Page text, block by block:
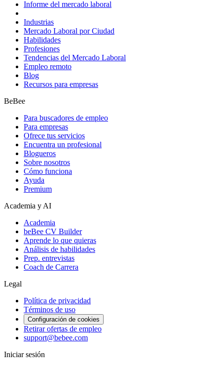
Informe del mercado laboral
Industrias
Mercado Laboral por Ciudad
Habilidades
Profesiones
Tendencias del Mercado Laboral
Empleo remoto
Blog
Recursos para empresas
BeBee
Para buscadores de empleo
Para empresas
Ofrece tus servicios
Encuentra un profesional
Blogueros
Sobre nosotros
Cómo funciona
Ayuda
Premium
Academia y AI
Academia
beBee CV Builder
Aprende lo que quieras
Análisis de habilidades
Prep. entrevistas
Coach de Carrera
Legal
Política de privacidad
Términos de uso
Configuración de cookies
Retirar ofertas de empleo
support@bebee.com
Iniciar sesión